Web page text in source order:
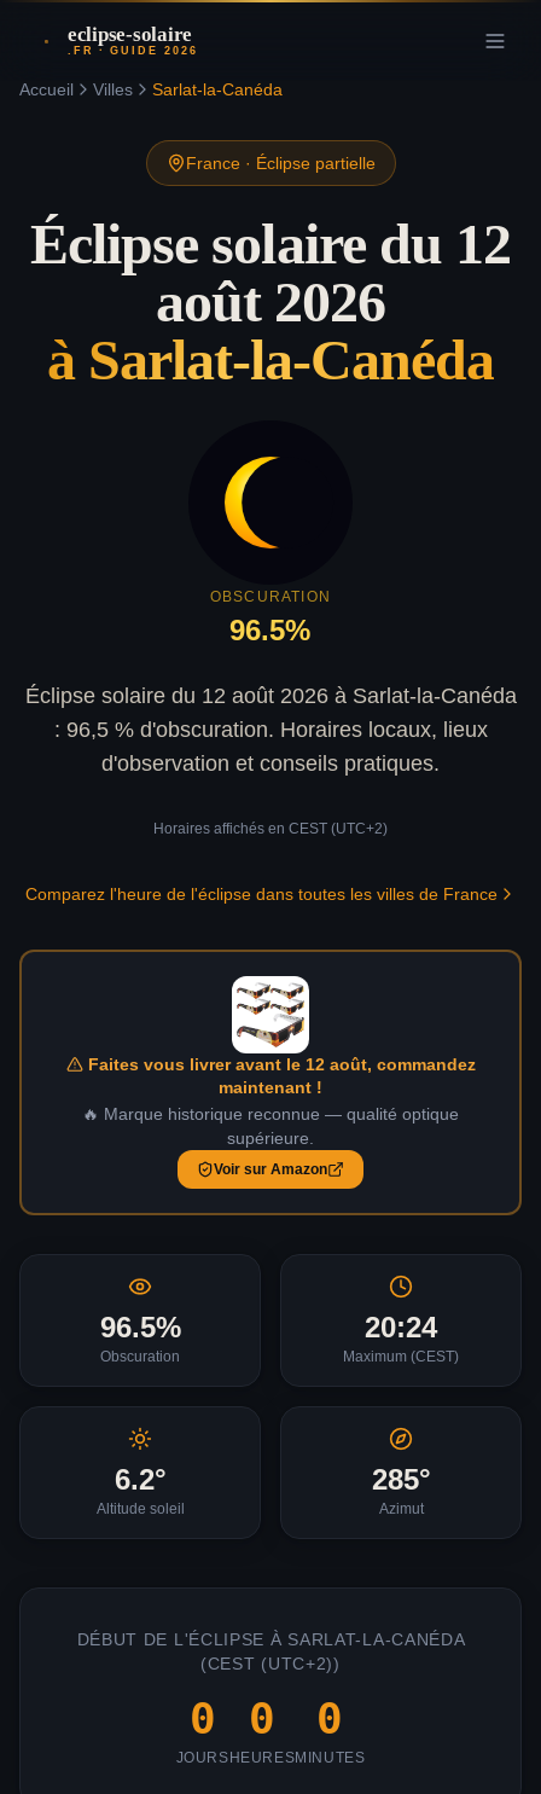
eclipse-solaire
.FR · GUIDE 2026
Accueil Villes Sarlat-la-Canéda
France· Éclipse partielle
Éclipse solaire du 12
août 2026
à Sarlat-la-Canéda
OBSCURATION
96.5%
Éclipse solaire du 12 août 2026 à Sarlat-la-Canéda
: 96,5 % d'obscuration. Horaires locaux, lieux
d'observation et conseils pratiques.
Horaires affichés en CEST (UTC+2)
Comparez l'heure de l'éclipse dans toutes les villes de France
Faites vous livrer avant le 12 août, commandez
maintenant !
🔥 Marque historique reconnue — qualité optique
supérieure.
Voir sur Amazon
96.5%
Obscuration
20:24
Maximum (CEST)
6.2°
Altitude soleil
285°
Azimut
DÉBUT DE L'ÉCLIPSE À SARLAT-LA-CANÉDA
(CEST (UTC+2))
0
JOURS
0
HEURES
0
MINUTES